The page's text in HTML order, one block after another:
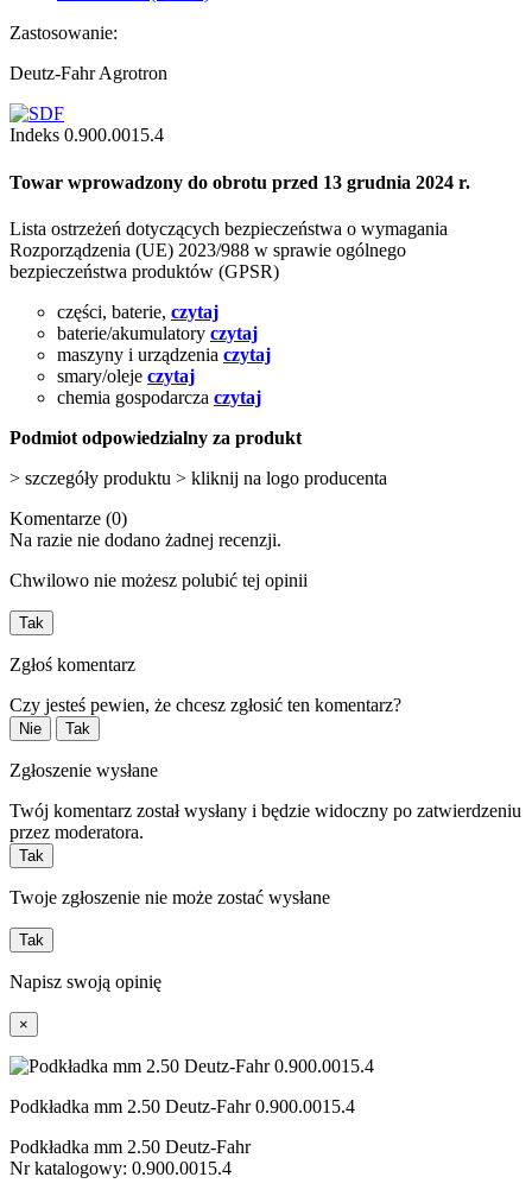
Zastosowanie:
Deutz-Fahr Agrotron
Indeks 0.900.0015.4
Towar wprowadzony do obrotu przed 13 grudnia 2024 r.
Lista ostrzeżeń dotyczących bezpieczeństwa o wymagania
Rozporządzenia (UE) 2023/988 w sprawie ogólnego
bezpieczeństwa produktów (GPSR)
części, baterie, czytaj
baterie/akumulatory czytaj
maszyny i urządzenia czytaj
smary/oleje czytaj
chemia gospodarcza czytaj
Podmiot odpowiedzialny za produkt
> szczegóły produktu > kliknij na logo producenta
Komentarze (0)
Na razie nie dodano żadnej recenzji.
Chwilowo nie możesz polubić tej opinii
Tak
Zgłoś komentarz
Czy jesteś pewien, że chcesz zgłosić ten komentarz?
Nie Tak
Zgłoszenie wysłane
Twój komentarz został wysłany i będzie widoczny po zatwierdzeniu
przez moderatora.
Tak
Twoje zgłoszenie nie może zostać wysłane
Tak
Napisz swoją opinię
×
Podkładka mm 2.50 Deutz-Fahr 0.900.0015.4
Podkładka mm 2.50 Deutz-Fahr
Nr katalogowy: 0.900.0015.4